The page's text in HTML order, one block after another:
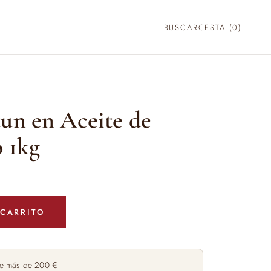
BUSCARCESTA (0)
en Aceite de
más de 200 €